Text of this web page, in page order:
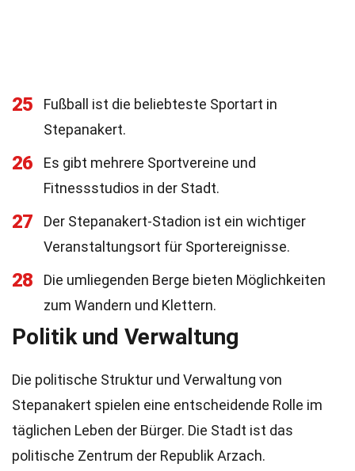
25
Fußball ist die beliebteste Sportart in
Stepanakert.
26
Es gibt mehrere Sportvereine und
Fitnessstudios in der Stadt.
27
Der Stepanakert-Stadion ist ein wichtiger
Veranstaltungsort für Sportereignisse.
28
Die umliegenden Berge bieten Möglichkeiten
zum Wandern und Klettern.
Politik und Verwaltung
Die politische Struktur und Verwaltung von
Stepanakert spielen eine entscheidende Rolle im
täglichen Leben der Bürger. Die Stadt ist das
politische Zentrum der Republik Arzach.